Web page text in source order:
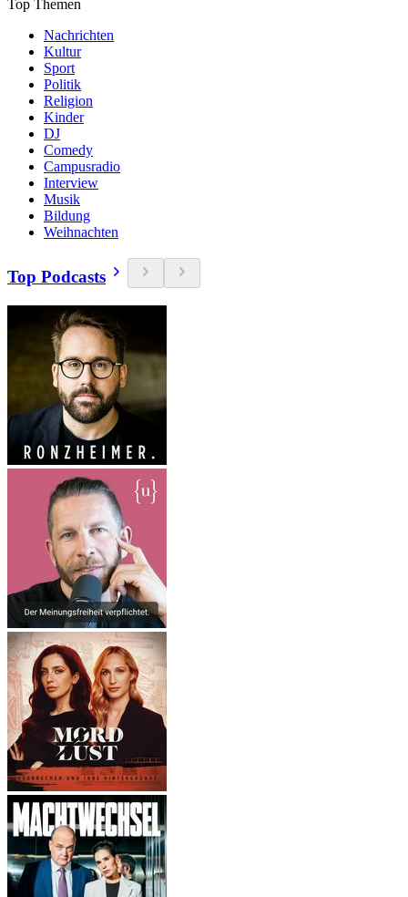
Top Themen
Nachrichten
Kultur
Sport
Politik
Religion
Kinder
DJ
Comedy
Campusradio
Interview
Musik
Bildung
Weihnachten
Top Podcasts